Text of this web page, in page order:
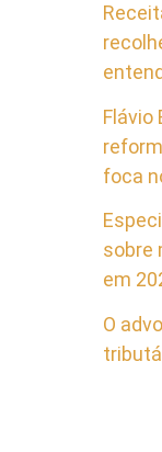
Flávio
foca
sobre
em
O